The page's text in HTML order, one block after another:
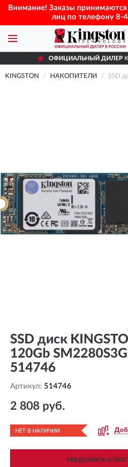
Внимание! Заказы
лиц по телефону 8-
ОФИЦИАЛЬНЫЙ ДИЛЕР
KINGSTON НАКОПИТЕЛИ SSD
SSD диск
120Gb
514746
Артикул: 514746
2 808 руб.
НЕТ В НАЛИЧИИ
УВЕДОМИТЬ О